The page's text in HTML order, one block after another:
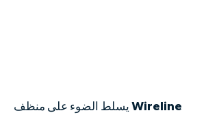
يسلط الضوء على منظف Wireline